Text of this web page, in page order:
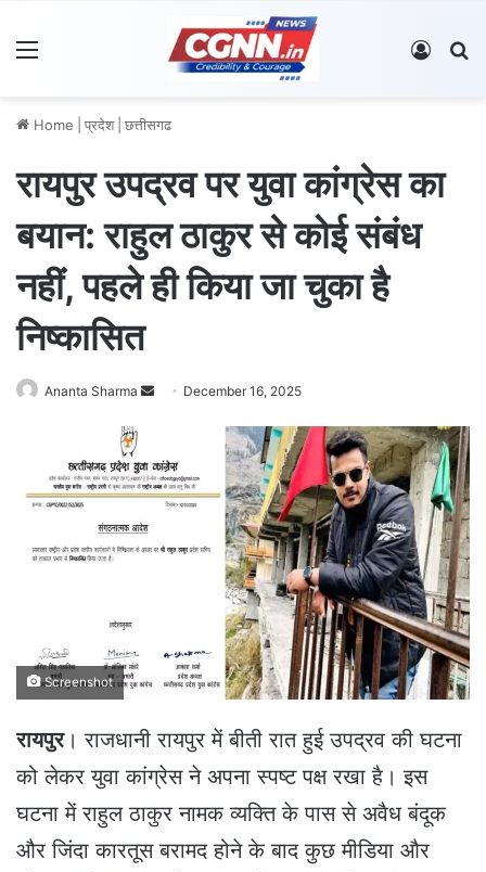
Log In
Home प्रदेश छत्तीसगढ
रायपुर उपद्रव पर युवा कांग्रेस का
बयान: राहुल ठाकुर से कोई संबंध
नहीं, पहले ही किया जा चुका है
निष्कासित
Ananta Sharma
d
a
e
December 16, 2025
Screenshot
रायपुर। राजधानी रायपुर में बीती रात हुई उपद्रव की घटना
को लेकर युवा कांग्रेस ने अपना स्पष्ट पक्ष रखा है। इस
घटना में राहुल ठाकुर नामक व्यक्ति के पास से अवैध बंदूक
और जिंदा कारतूस बरामद होने के बाद कुछ मीडिया और